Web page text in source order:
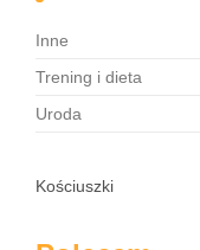
Inne
Trening i dieta
Uroda
Kościuszki